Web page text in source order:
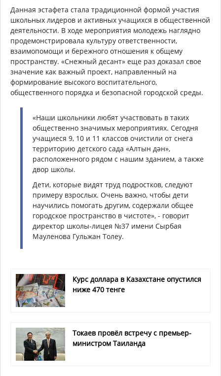
Данная эстафета стала традиционной формой участия
школьных лидеров и активных учащихся в общественной
деятельности. В ходе мероприятия молодежь наглядно
продемонстрировала культуру ответственности,
взаимопомощи и бережного отношения к общему
пространству. «Снежный десант» еще раз доказал свое
значение как важный проект, направленный на
формирование высокого воспитательного,
общественного порядка и безопасной городской среды.
«Наши школьники любят участвовать в таких
общественно значимых мероприятиях. Сегодня
учащиеся 9, 10 и 11 классов очистили от снега
территорию детского сада «Алтын дән»,
расположенного рядом с нашим зданием, а также
двор школы.
Дети, которые видят труд подростков, следуют
примеру взрослых. Очень важно, чтобы дети
научились помогать другим, содержали общее
городское пространство в чистоте», - говорит
директор школы-лицея №37 имени Сырбая
Мауленова Гульжан Толеу.
Курс доллара в Казахстане опустился
ниже 470 тенге
Токаев провёл встречу с премьер-
министром Таиланда